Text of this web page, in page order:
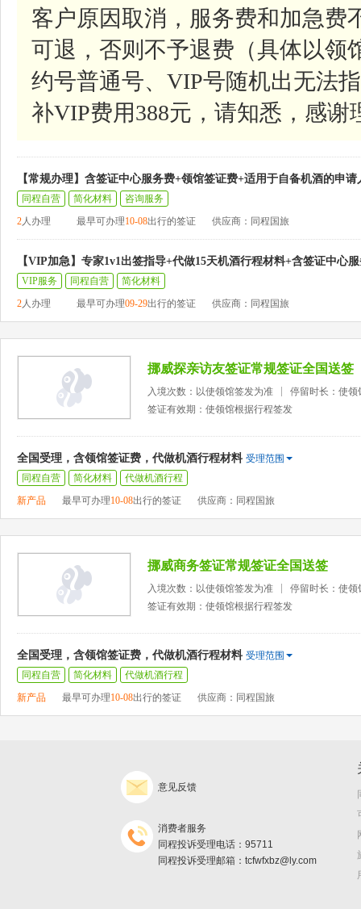
客户原因取消，服务费和加急费
可退，否则不予退费（具体以领
约号普通号、VIP号随机出无法
补VIP费用388元，请知悉，感谢
【常规办理】含签证中心服务费+领馆签证费+适用于自备机酒的申请
同程自营 简化材料
咨询服务
2人办理 最早可办理10-08出行的签证 供应商：同程国旅
【VIP加急】专家1v1出签指导+代做15天机酒行程材料+含签证中心
VIP服务 同程自营
简化材料
2人办理 最早可办理09-29出行的签证 供应商：同程国旅
挪威探亲访友签证常规签证全国送签
入境次数：以使领馆签发为准
停留时长：使领
签证有效期：使领馆根据行程签发
全国受理，含领馆签证费，代做机酒行程材料 受理范围
同程自营
简化材料
代做机酒行程
新产品
最早可办理10-08出行的签证 供应商：同程国旅
挪威商务签证常规签证全国送签
入境次数：以使领馆签发为准
停留时长：使领
签证有效期：使领馆根据行程签发
全国受理，含领馆签证费，代做机酒行程材料 受理范围
同程自营
简化材料
代做机酒行程
新产品
最早可办理10-08出行的签证 供应商：同程国旅
意见反馈
消费者服务
同程投诉受理电话：95711
同程投诉受理邮箱：tcfwfxbz@ly.com